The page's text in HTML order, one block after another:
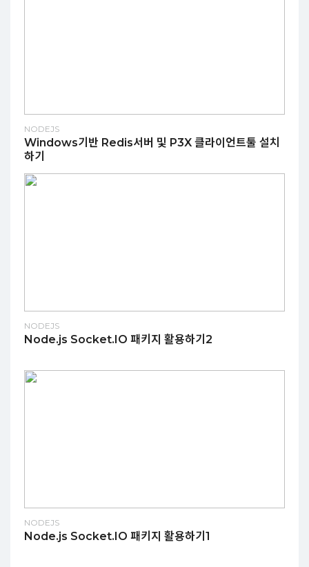
NODEJS
Windows기반 Redis서버 및 P3X 클라이언트툴 설치
하기
NODEJS
Node.js Socket.IO 패키지 활용하기2
NODEJS
Node.js Socket.IO 패키지 활용하기1